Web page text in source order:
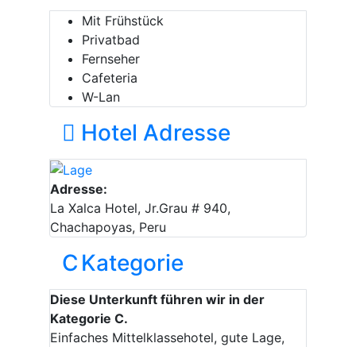
Mit Frühstück
Privatbad
Fernseher
Cafeteria
W-Lan
Hotel Adresse
Adresse:
La Xalca Hotel, Jr.Grau # 940,
Chachapoyas, Peru
C Kategorie
Diese Unterkunft führen wir in der
Kategorie C.
Einfaches Mittelklassehotel, gute Lage,